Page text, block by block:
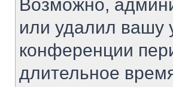
Возможно,
или удалил вашу
конференции
длительное